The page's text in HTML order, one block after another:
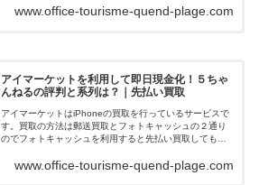
し、審査が簡単な業者について解説します。...
www.office-tourisme-quend-plage.com
アイマーケットを利用して即日現金化！５ちゃ
んねるの評判と系列は？｜先払い買取
アイマーケットはiPhoneの買取を行っているサービスで
す。買取の方法は郵送買取とフォトキャッシュの２通り
のでフォトキャッシュを利用すると先払い買取してもら
ると、在籍確認も無く申込みの審査落...
www.office-tourisme-quend-plage.com